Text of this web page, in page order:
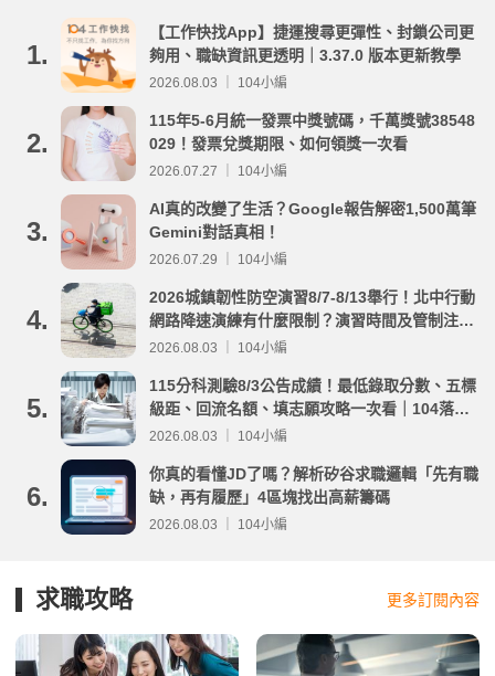
1.
【工作快找App】捷運搜尋更彈性、封鎖公司更
夠用、職缺資訊更透明｜3.37.0 版本更新教學
2026.08.03 ｜ 104小編
2.
115年5-6月統一發票中獎號碼，千萬獎號38548
029！發票兌獎期限、如何領獎一次看
2026.07.27 ｜ 104小編
3.
AI真的改變了生活？Google報告解密1,500萬筆
Gemini對話真相！
2026.07.29 ｜ 104小編
4.
2026城鎮韌性防空演習8/7-8/13舉行！北中行動
網路降速演練有什麼限制？演習時間及管制注意
事項整理
2026.08.03 ｜ 104小編
5.
115分科測驗8/3公告成績！最低錄取分數、五標
級距、回流名額、填志願攻略一次看｜104落點
分析
2026.08.03 ｜ 104小編
6.
你真的看懂JD了嗎？解析矽谷求職邏輯「先有職
缺，再有履歷」4區塊找出高薪籌碼
2026.08.03 ｜ 104小編
求職攻略 更多訂閱內容